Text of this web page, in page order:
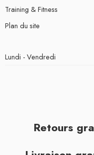
Training & Fitness
Plan du site
Lundi - Vendredi
Retours